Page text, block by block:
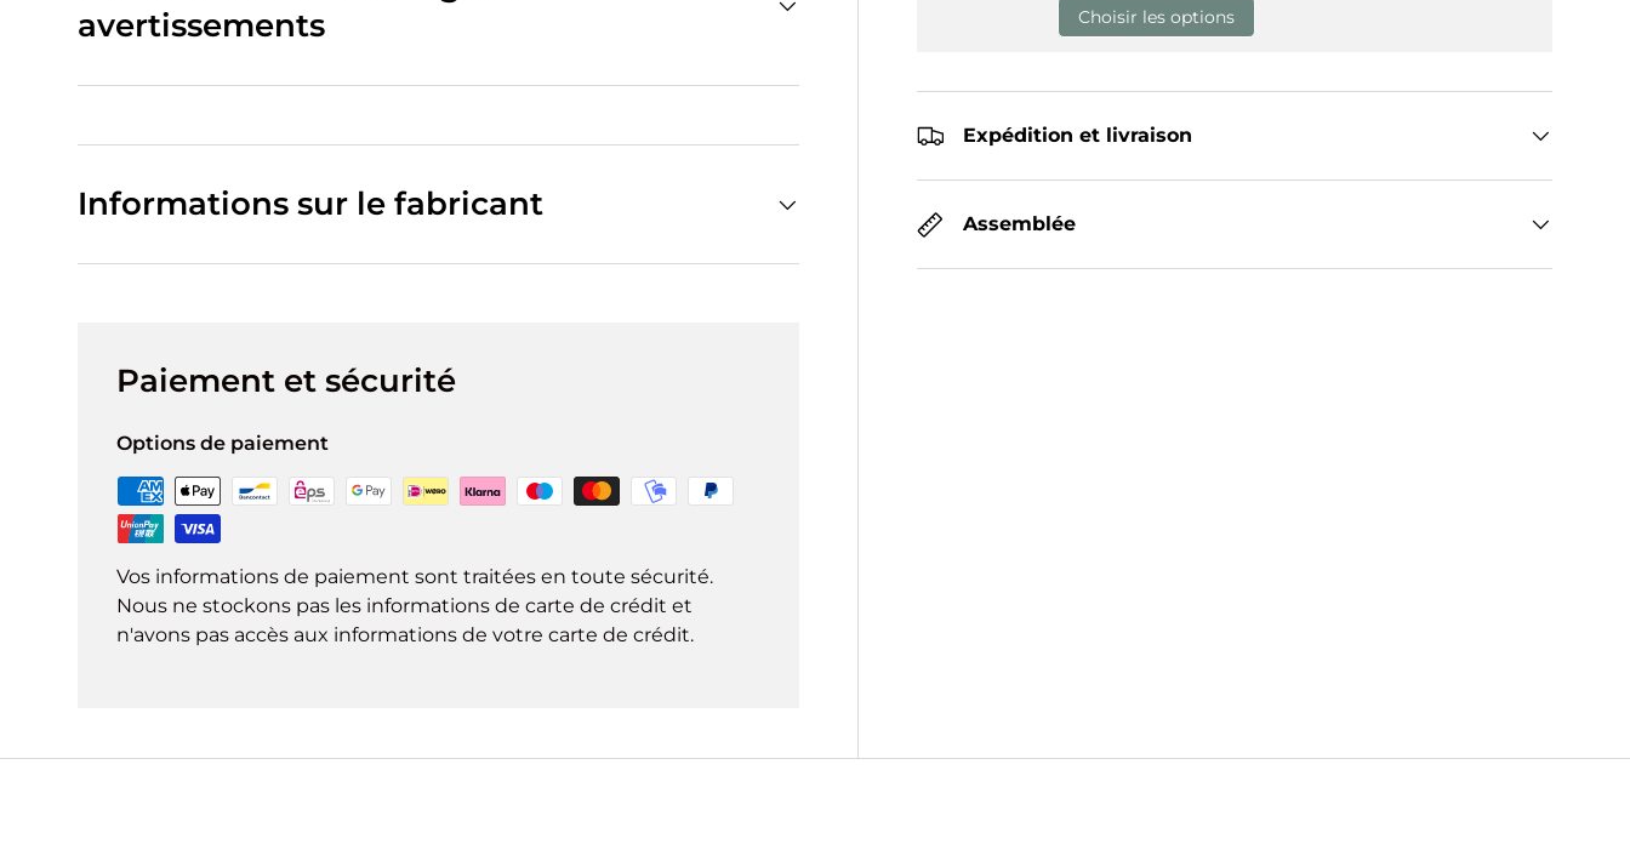
Choisir les options
Expédition et livraison
Assemblée
avertissements
Informations sur le fabricant
Paiement et sécurité
Options de paiement
Vos informations de paiement sont traitées en toute sécurité.
Nous ne stockons pas les informations de carte de crédit et
n'avons pas accès aux informations de votre carte de crédit.